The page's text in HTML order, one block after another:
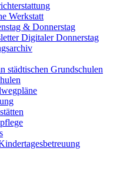
Werkstatt
& Donnerstag
Digitaler Donnerstag
städtischen Grundschulen